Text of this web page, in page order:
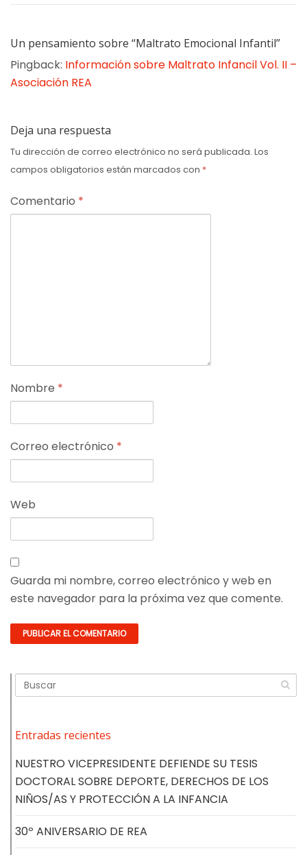
Un pensamiento sobre “Maltrato Emocional Infantil”
Pingback: Información sobre Maltrato Infancil Vol. II –
Asociación REA
Deja una respuesta
Tu dirección de correo electrónico no será publicada. Los
campos obligatorios están marcados con *
Comentario *
Nombre *
Correo electrónico *
Web
Guarda mi nombre, correo electrónico y web en
este navegador para la próxima vez que comente.
Entradas recientes
NUESTRO VICEPRESIDENTE DEFIENDE SU TESIS
DOCTORAL SOBRE DEPORTE, DERECHOS DE LOS
NIÑOS/AS Y PROTECCIÓN A LA INFANCIA
30º ANIVERSARIO DE REA